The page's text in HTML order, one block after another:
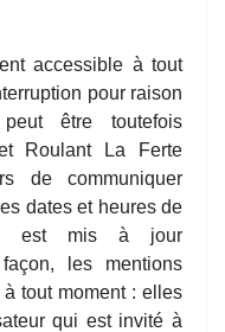
accessible à tout
pour raison
être toutefois
Roulant La Ferte
de communiquer
dates et heures de
est mis à jour
les mentions
tout moment : elles
qui est invité à